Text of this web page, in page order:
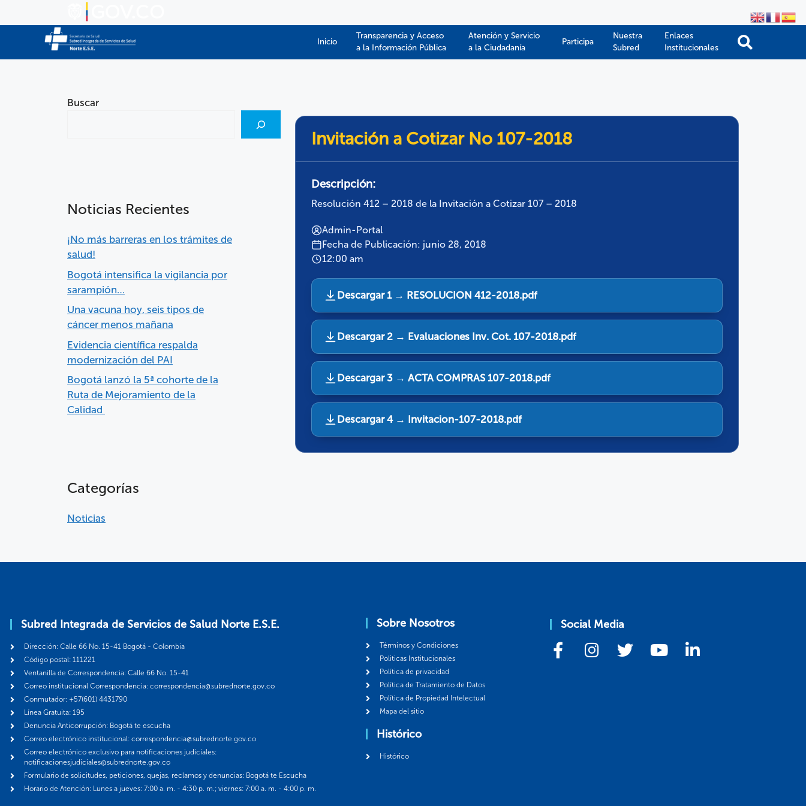
Inicio
Transparencia y Acceso
a la Información Pública​​
Atención y Servicio
a la Ciudadanía
Participa
Nuestra
Subred
Enlaces
Institucionales
Invitación a Cotizar No 107-2018
Descripción:
Resolución 412 – 2018 de la Invitación a Cotizar 107 – 2018
Admin-Portal
Fecha de Publicación: junio 28, 2018
12:00 am
Descargar 1 → RESOLUCION 412-2018.pdf
Descargar 2 → Evaluaciones Inv. Cot. 107-2018.pdf
Descargar 3 → ACTA COMPRAS 107-2018.pdf
Descargar 4 → Invitacion-107-2018.pdf
Buscar
Noticias Recientes
¡No más barreras en los trámites de
salud!
Bogotá intensifica la vigilancia por
sarampión…
Una vacuna hoy, seis tipos de
cáncer menos mañana
Evidencia científica respalda
modernización del PAI
Bogotá lanzó la 5ª cohorte de la
Ruta de Mejoramiento de la
Calidad
Categorías
Noticias
Subred Integrada de Servicios de Salud Norte E.S.E.
Dirección: Calle 66 No. 15-41 Bogotá - Colombia
Código postal: 111221
Ventanilla de Correspondencia: Calle 66 No. 15-41
Correo institucional Correspondencia: correspondencia@subrednorte.gov.co
Conmutador: +57(601) 4431790
Línea Gratuita: 195
Denuncia Anticorrupción: Bogotá te escucha
Correo electrónico institucional: correspondencia@subrednorte.gov.co
Correo electrónico exclusivo para notificaciones judiciales:
notificacionesjudiciales@subrednorte.gov.co
Formulario de solicitudes, peticiones, quejas, reclamos y denuncias: Bogotá te Escucha
Horario de Atención: Lunes a jueves: 7:00 a. m. - 4:30 p. m.; viernes: 7:00 a. m. - 4:00 p. m.
Sobre Nosotros
Términos y Condiciones
Politicas Institucionales
Política de privacidad
Política de Tratamiento de Datos
Política de Propiedad Intelectual
Mapa del sitio
Histórico
Histórico
Social Media